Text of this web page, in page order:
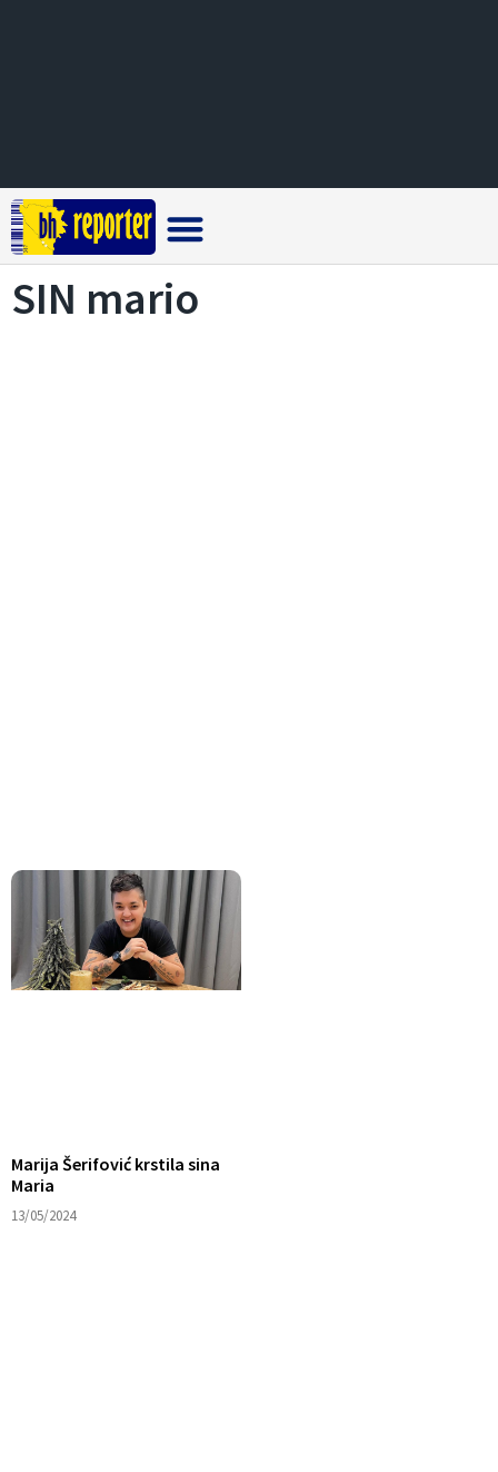
SIN mario
Marija Šerifović krstila sina
Maria
13/05/2024